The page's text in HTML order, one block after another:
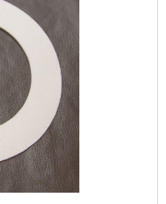
usinadas,
venda à...